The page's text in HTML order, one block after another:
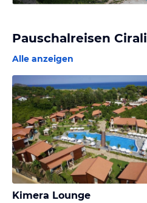
Pauschalreisen Cirali
Alle anzeigen
Kimera Lounge